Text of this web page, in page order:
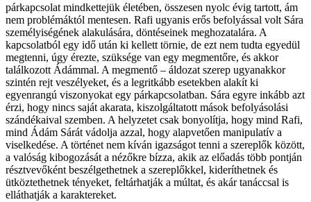
párkapcsolat mindkettejük életében, összesen nyolc évig tartott, ám
nem problémáktól mentesen. Rafi ugyanis erős befolyással volt Sára
személyiségének alakulására, döntéseinek meghozatalára. A
kapcsolatból egy idő után ki kellett törnie, de ezt nem tudta egyedül
megtenni, úgy érezte, szüksége van egy megmentőre, és akkor
találkozott Ádámmal. A megmentő – áldozat szerep ugyanakkor
szintén rejt veszélyeket, és a legritkább esetekben alakít ki
egyenrangú viszonyokat egy párkapcsolatban. Sára egyre inkább azt
érzi, hogy nincs saját akarata, kiszolgáltatott mások befolyásolási
szándékaival szemben. A helyzetet csak bonyolítja, hogy mind Rafi,
mind Ádám Sárát vádolja azzal, hogy alapvetően manipulatív a
viselkedése. A történet nem kíván igazságot tenni a szereplők között,
a valóság kibogozását a nézőkre bízza, akik az előadás több pontján
résztvevőként beszélgethetnek a szereplőkkel, kideríthetnek és
ütköztethetnek tényeket, feltárhatják a múltat, és akár tanáccsal is
elláthatják a karaktereket.